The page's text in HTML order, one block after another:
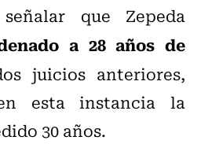
que Zepeda
a 28 años de
juicios anteriores,
esta instancia la
30 años.